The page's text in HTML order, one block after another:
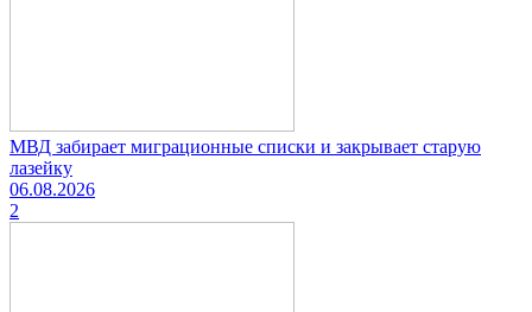
МВД забирает миграционные списки и закрывает старую
лазейку
06.08.2026
2